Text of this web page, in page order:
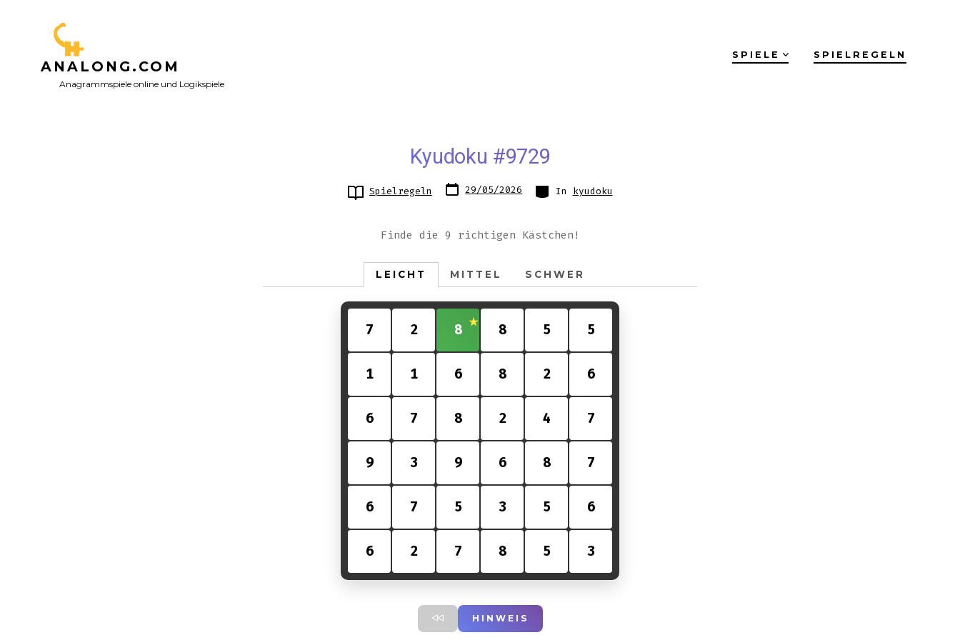
ANALONG.COM
Anagrammspiele online und Logikspiele
SPIELE SPIELREGELN
Kyudoku #9729
Spielregeln
Datum
des 29/05/2026 Kategorien
In kyudoku
Finde die 9 richtigen Kästchen!
LEICHT MITTEL SCHWER
7 2 8 8 5 5
1 1 6 8 2 6
6 7 8 2 4 7
9 3 9 6 8 7
6 7 5 3 5 6
6 2 7 8 5 3
HINWEIS